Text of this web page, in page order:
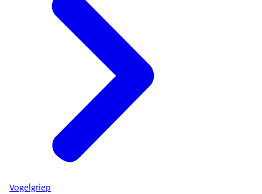
Vogelgriep